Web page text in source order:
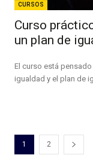
CURSOS
Curso
un plan de
El curso está
igualdad y el plan de
1 2